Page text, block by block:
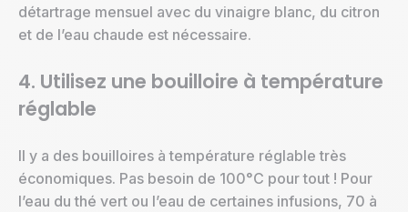
détartrage mensuel avec du vinaigre blanc, du citron
et de l’eau chaude est nécessaire.
4. Utilisez une bouilloire à température
réglable
Il y a des bouilloires à température réglable très
économiques. Pas besoin de 100°C pour tout ! Pour
l’eau du thé vert ou l’eau de certaines infusions, 70 à